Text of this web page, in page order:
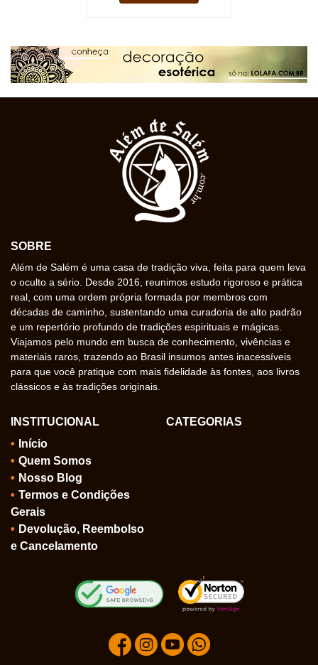
SOBRE
Além de Salém é uma casa de tradição viva, feita para quem leva
o oculto a sério. Desde 2016, reunimos estudo rigoroso e prática
real, com uma ordem própria formada por membros com
décadas de caminho, sustentando uma curadoria de alto padrão
e um repertório profundo de tradições espirituais e mágicas.
Viajamos pelo mundo em busca de conhecimento, vivências e
materiais raros, trazendo ao Brasil insumos antes inacessíveis
para que você pratique com mais fidelidade às fontes, aos livros
clássicos e às tradições originais.
INSTITUCIONAL
Início
Quem Somos
Nosso Blog
Termos e Condições
Gerais
Devolução, Reembolso
e Cancelamento
CATEGORIAS